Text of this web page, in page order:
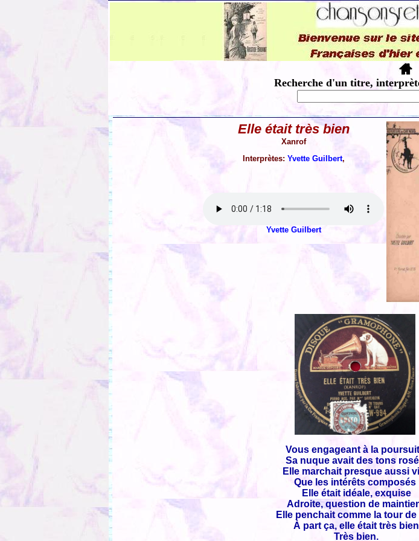
Recherche d'un titre,
Elle était très bien
Xanrof
Interprètes: Yvette Guilbert,
Yvette Guilbert
Vous engageant à la
Sa nuque avait des tons
Elle marchait presque aussi
Que les intérêts composés
Elle était idéale, exquise
Adroite, question de
Elle penchait comme la tour de
À part ça, elle était très bien
Très bien.